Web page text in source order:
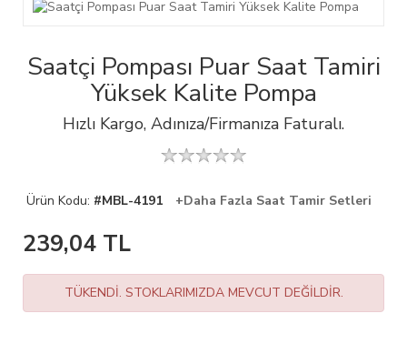
Saatçi Pompası Puar Saat Tamiri
Yüksek Kalite Pompa
Hızlı Kargo, Adınıza/Firmanıza Faturalı.
Ürün Kodu: #MBL-4191 +Daha Fazla Saat Tamir Setleri
239,04 TL
TÜKENDİ. STOKLARIMIZDA MEVCUT DEĞİLDİR.